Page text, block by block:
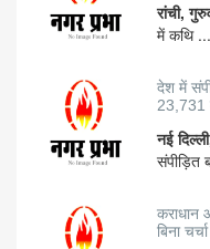
रांची,
में कथि ...
देश में
23,731
नई
संपीड़ित
कराधान
बिना